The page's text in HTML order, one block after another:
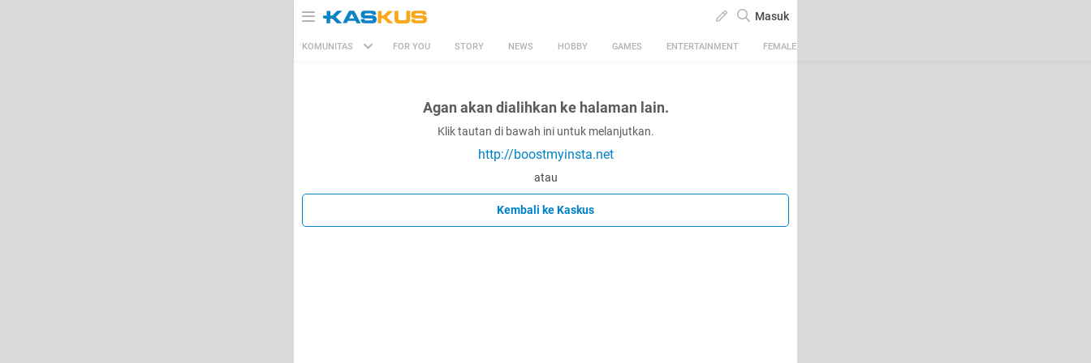
Masuk
KOMUNITAS FOR YOU STORY NEWS HOBBY GAMES ENTERTAINMENT FEMALE
Agan akan dialihkan ke halaman lain.
Klik tautan di bawah ini untuk melanjutkan.
http://boostmyinsta.net
atau
Kembali ke Kaskus